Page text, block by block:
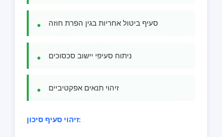
סעיף ביטול אחריות בגין הפרת חוזה
ניתוח סעיפי יישוב סכסוכים
זיהוי תנאים אפקטיביים
זיהוי סעיף סיכון: